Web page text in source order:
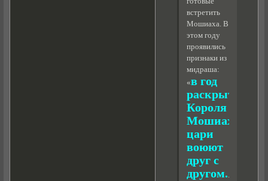
встретить
Мошиаха. В
этом году
проявились
признаки из
мидраша:
«в год
раскрытия
Короля
Мошиаха
цари
воюют
друг с
другом...»,